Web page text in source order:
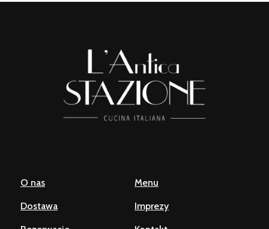
O nas Menu
Dostawa Imprezy